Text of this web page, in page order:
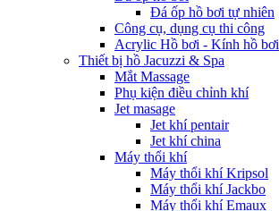
Đá ốp hồ bơi tự nhiên
Công cụ, dụng cụ thi công
Acrylic Hồ bơi - Kính hồ bơi
Thiết bị hồ Jacuzzi & Spa
Mắt Massage
Phụ kiện điều chỉnh khí
Jet masage
Jet khí pentair
Jet khí china
Máy thổi khí
Máy thổi khí Kripsol
Máy thổi khí Jackbo
Máy thổi khí Emaux